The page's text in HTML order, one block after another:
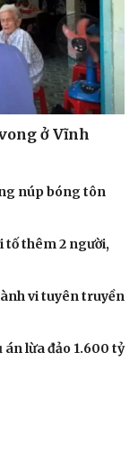
ở Vĩnh
núp bóng tôn
tố thêm 2 người,
vi tuyên truyền
lừa đảo 1.600 tỷ